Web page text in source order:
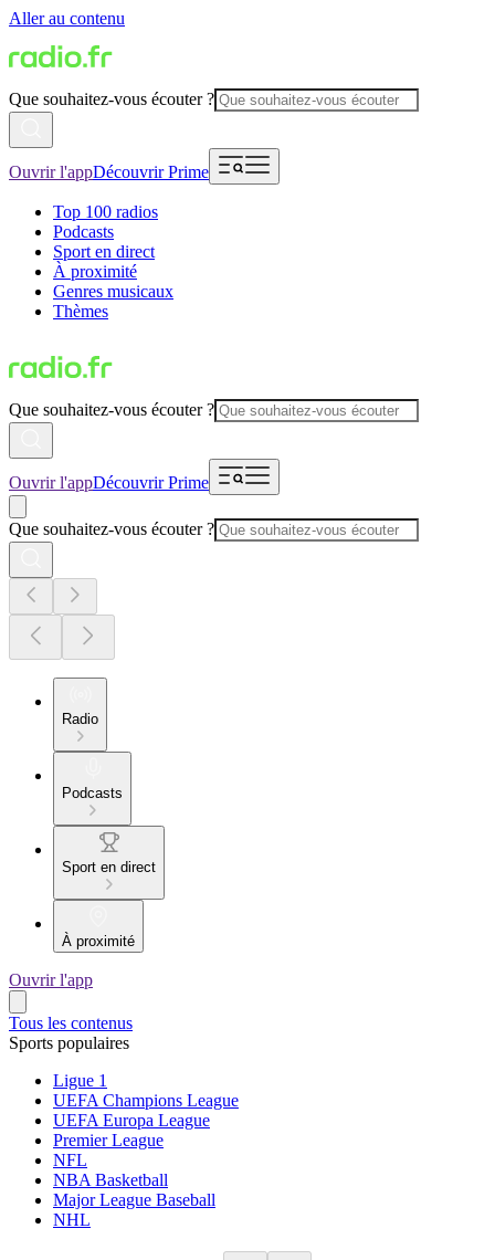
Aller au contenu
Que souhaitez-vous écouter ?
Ouvrir l'appDécouvrir Prime
Top 100 radios
Podcasts
Sport en direct
À proximité
Genres musicaux
Thèmes
Que souhaitez-vous écouter ?
Ouvrir l'appDécouvrir Prime
Que souhaitez-vous écouter ?
Radio
Podcasts
Sport en direct
À proximité
Ouvrir l'app
Tous les contenus
Sports populaires
Ligue 1
UEFA Champions League
UEFA Europa League
Premier League
NFL
NBA Basketball
Major League Baseball
NHL